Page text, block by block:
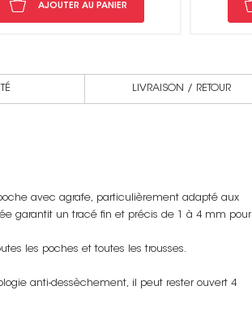
AJOUTER AU PANIER
LIVRAISON / RETOUR
avec agrafe, particulièrement adapté aux
garantit un tracé fin et précis de 1 à 4 mm pour
les poches et toutes les trousses.
anti-dessèchement, il peut rester ouvert 4